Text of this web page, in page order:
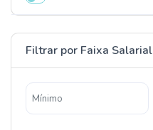
Filtrar por Faixa Salarial